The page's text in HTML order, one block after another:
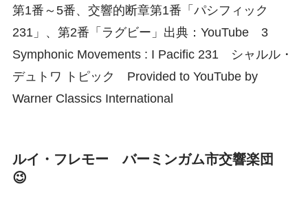
第1番～5番、交響的断章第1番「パシフィック
231」、第2番「ラグビー」出典：YouTube 3
Symphonic Movements : I Pacific 231 シャルル・
デュトワ トピック Provided to YouTube by
Warner Classics International
ルイ・フレモー バーミンガム市交響楽団
😉